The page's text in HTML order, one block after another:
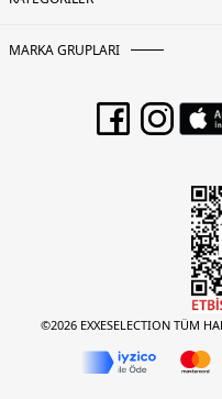
MARKA GRUPLARI
©2026 EXXESELECTION TÜM